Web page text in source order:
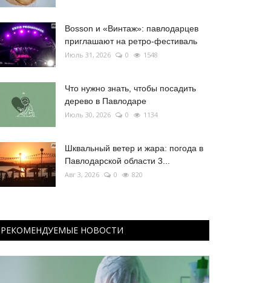
Bosson и «Винтаж»: павлодарцев
приглашают на ретро-фестиваль
Июль 31, 2026 0 1548
Что нужно знать, чтобы посадить
дерево в Павлодаре
Июль 30, 2026 0 1134
Шквальный ветер и жара: погода в
Павлодарской области 3...
Авг 3, 2026 0 820
РЕКОМЕНДУЕМЫЕ НОВОСТИ